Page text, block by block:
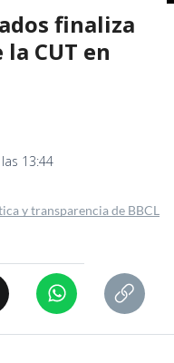
finaliza
CUT en
13:44
y transparencia de BBCL